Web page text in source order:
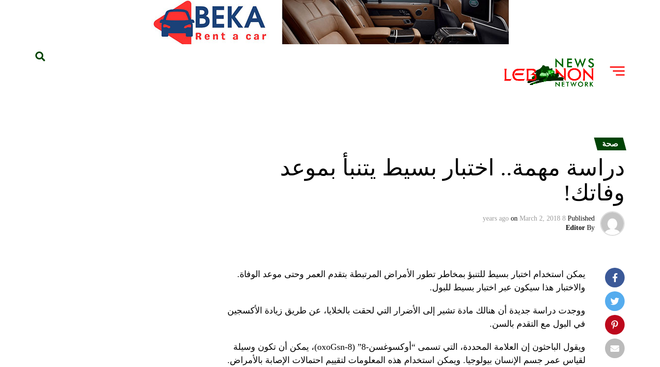
صحة
دراسة مهمة.. اختبار بسيط يتنبأ بموعد
وفاتك!
Published
8 years ago
on March 2, 2018
By
Editor
يمكن استخدام اختبار بسيط للتنبؤ بمخاطر تطور الأمراض المرتبطة بتقدم العمر وحتى موعد الوفاة.
والاختبار هذا سيكون عبر اختبار بسيط للبول.
ووجدت دراسة جديدة أن هنالك مادة تشير إلى الأضرار التي لحقت بالخلايا، عن طريق زيادة الأكسجين
في البول مع التقدم بالسن.
ويقول الباحثون إن العلامة المحددة، التي تسمى “أوكسوغسن-8” (8-oxoGsn)، يمكن أن تكون وسيلة
لقياس عمر جسم الإنسان بيولوجيا. ويمكن استخدام هذه المعلومات لتقييم احتمالات الإصابة بالأمراض.